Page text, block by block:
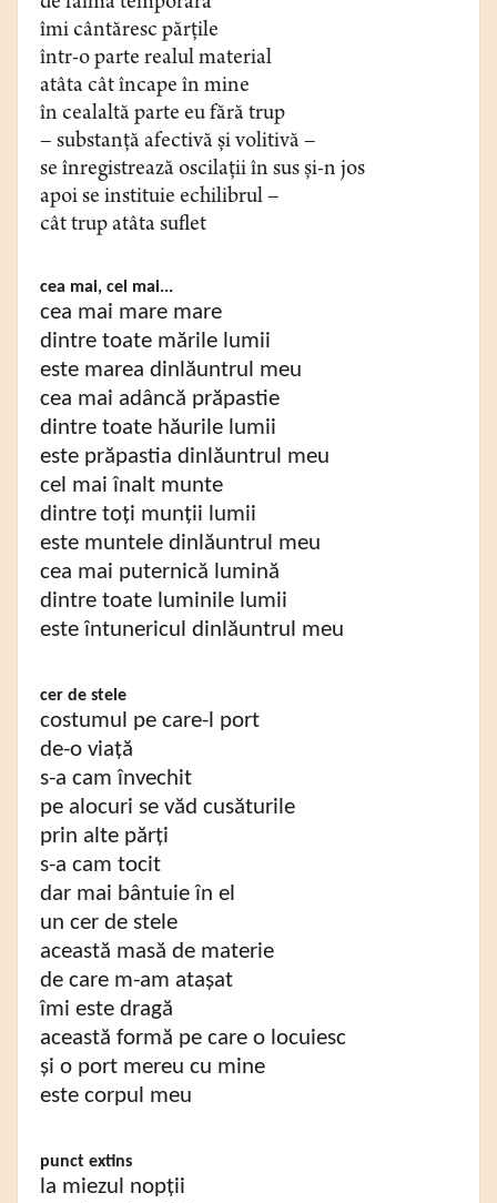
îmi cântăresc părțile
într-o parte realul material
atâta cât încape în mine
în cealaltă parte eu fără trup
– substanță afectivă și volitivă –
se înregistrează oscilații în sus și-n jos
apoi se instituie echilibrul –
cât trup atâta suflet
cea mai, cel mai...
cea mai mare mare
dintre toate mările lumii
este marea dinlăuntrul meu
cea mai adâncă prăpastie
dintre toate hăurile lumii
este prăpastia dinlăuntrul meu
cel mai înalt munte
dintre toți munții lumii
este muntele dinlăuntrul meu
cea mai puternică lumină
dintre toate luminile lumii
este întunericul dinlăuntrul meu
cer de stele
costumul pe care-l port
de-o viață
s-a cam învechit
pe alocuri se văd cusăturile
prin alte părți
s-a cam tocit
dar mai bântuie în el
un cer de stele
această masă de materie
de care m-am atașat
îmi este dragă
această formă pe care o locuiesc
și o port mereu cu mine
este corpul meu
punct extins
la miezul nopții